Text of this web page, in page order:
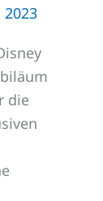
2023
die